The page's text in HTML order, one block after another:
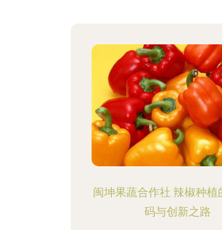
闽坤果蔬合作社 辣椒种植
码与创新之路